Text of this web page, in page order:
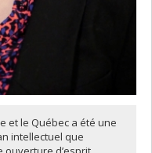
et le Québec a été une
intellectuel que